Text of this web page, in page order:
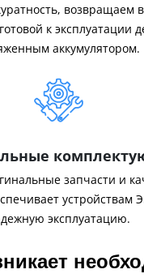
возвращаем
к эксплуатации
аккумулятором.
запчасти и
устройствам
эксплуатацию.